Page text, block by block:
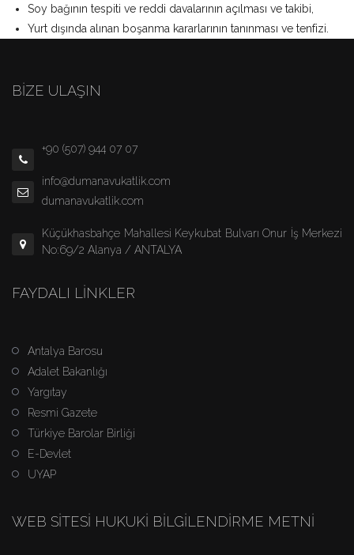
Soy bağının tespiti ve reddi davalarının açılması ve takibi,
Yurt dışında alınan boşanma kararlarının tanınması ve tenfizi.
BİZE ULAŞIN
+90 (507) 944 07 07
info@dumanavukatlik.com
dumanavukatlik.com
Küçükhasbahçe Mahallesi Keykubat Bulvarı Onur İş Merkezi
No:69/2 Alanya / ANTALYA
FAYDALI LINKLER
Antalya Barosu
Adalet Bakanlığı
Yargıtay
Resmi Gazete
Türkiye Barolar Birliği
E-Devlet
UYAP
WEB SITESI HUKUKI BILGILENDIRME METNI